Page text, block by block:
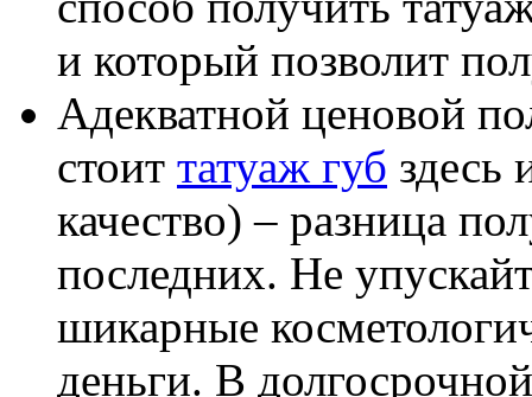
и который позволит
Адекватной ценовой
стоит татуаж губ здесь
качество) – разница
последних. Не
шикарные
деньги. В